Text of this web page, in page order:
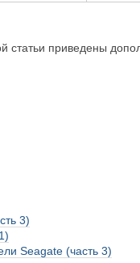
статьи приведены
3)
Seagate (часть 3)